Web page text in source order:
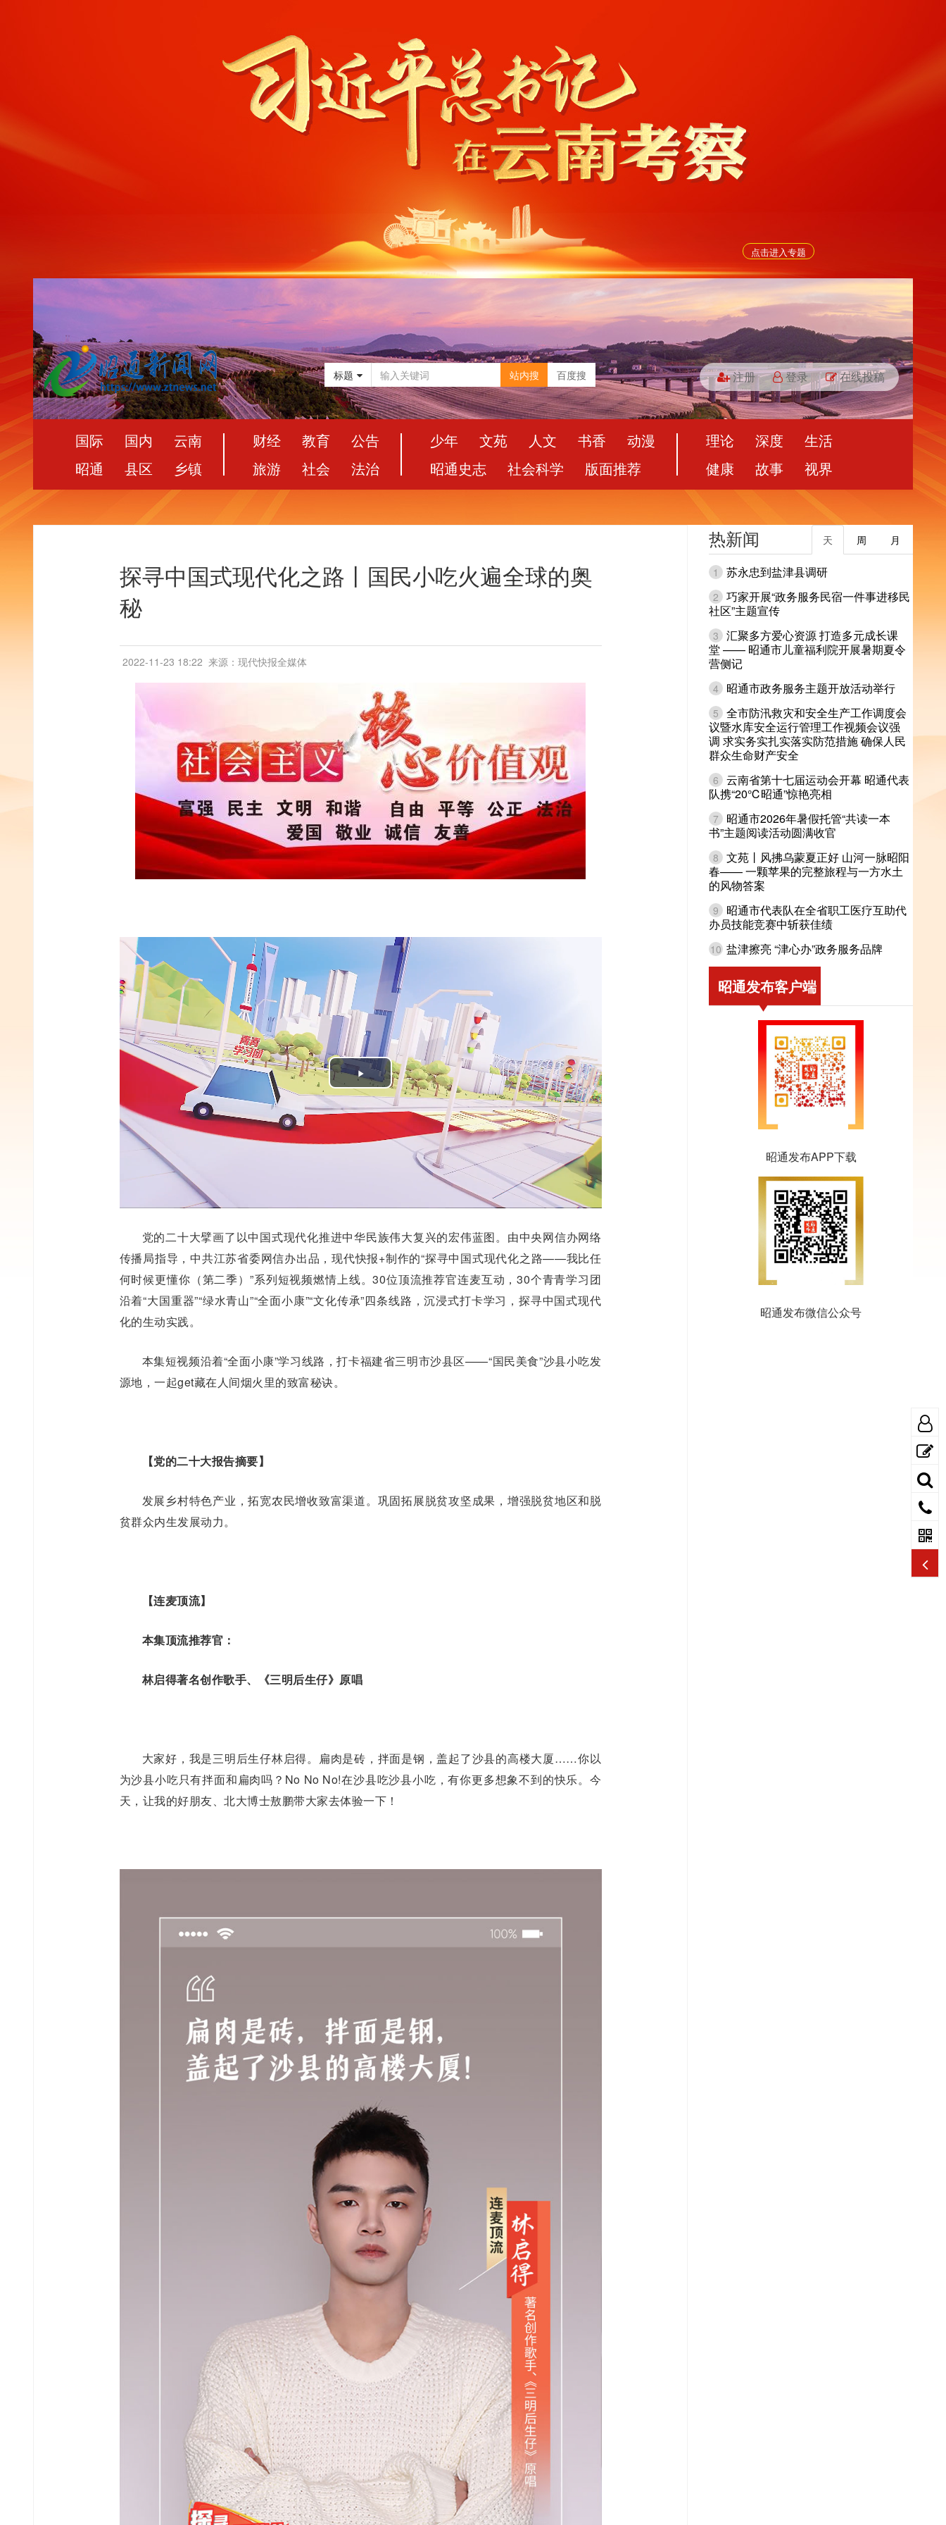
点击进入专题
标题 站内搜 百度搜 注册 登录 在线投稿
国际 国内
云南
昭通
县区 乡镇
财经 教育
公告
旅游
社会 法治
少年 文苑 人文 书香
动漫
昭通史志
社会科学 版面推荐
理论 深度
生活
健康
故事 视界
探寻中国式现代化之路丨国民小吃火遍全球的奥
秘
2022-11-23 18:22 来源：现代快报全媒体
Play
党的二十大擘画了以中国式现代化推进中华民族伟大复兴的宏伟蓝图。由中央网信办网络
传播局指导，中共江苏省委网信办出品，现代快报+制作的“探寻中国式现代化之路——我比任
何时候更懂你（第二季）”系列短视频燃情上线。30位顶流推荐官连麦互动，30个青青学习团
沿着“大国重器”“绿水青山”“全面小康”“文化传承”四条线路，沉浸式打卡学习，探寻中国式现代
化的生动实践。
本集短视频沿着“全面小康”学习线路，打卡福建省三明市沙县区——“国民美食”沙县小吃发
源地，一起get藏在人间烟火里的致富秘诀。
【党的二十大报告摘要】
发展乡村特色产业，拓宽农民增收致富渠道。巩固拓展脱贫攻坚成果，增强脱贫地区和脱
贫群众内生发展动力。
【连麦顶流】
本集顶流推荐官：
林启得著名创作歌手、《三明后生仔》原唱
大家好，我是三明后生仔林启得。扁肉是砖，拌面是钢，盖起了沙县的高楼大厦……你以
为沙县小吃只有拌面和扁肉吗？No No No!在沙县吃沙县小吃，有你更多想象不到的快乐。今
天，让我的好朋友、北大博士敖鹏带大家去体验一下！
热新闻 月
周
天
1 苏永忠到盐津县调研
2 巧家开展“政务服务民宿一件事进移民
社区”主题宣传
3 汇聚多方爱心资源 打造多元成长课
堂 —— 昭通市儿童福利院开展暑期夏令
营侧记
4 昭通市政务服务主题开放活动举行
5 全市防汛救灾和安全生产工作调度会
议暨水库安全运行管理工作视频会议强
调 求实务实扎实落实防范措施 确保人民
群众生命财产安全
6 云南省第十七届运动会开幕 昭通代表
队携“20℃昭通”惊艳亮相
7
昭通市2026年暑假托管“共读一本
书”主题阅读活动圆满收官
8 文苑丨风拂乌蒙夏正好 山河一脉昭阳
春—— 一颗苹果的完整旅程与一方水土
的风物答案
9
昭通市代表队在全省职工医疗互助代
办员技能竞赛中斩获佳绩
10 盐津擦亮 “津心办”政务服务品牌
昭通发布客户端
昭通发布APP下载
昭通发布微信公众号